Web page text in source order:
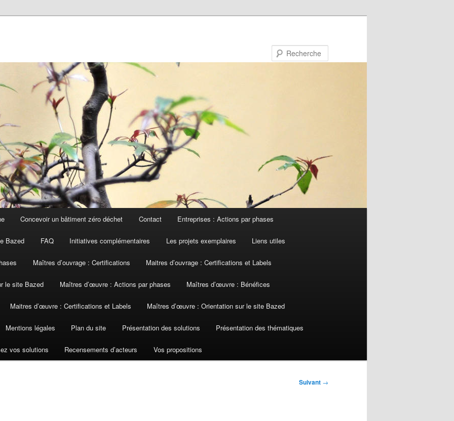
Concevoir un bâtiment zéro déchet Contact Entreprises : Actions par phases
Bazed FAQ Initiatives complémentaires Les projets exemplaires Liens utiles
Maîtres d’ouvrage : Certifications Maitres d’ouvrage : Certifications et Labels
le site Bazed Maîtres d’œuvre : Actions par phases Maîtres d’œuvre : Bénéfices
Maitres d’œuvre : Certifications et Labels Maîtres d’œuvre : Orientation sur le site Bazed
Mentions légales Plan du site Présentation des solutions Présentation des thématiques
vos solutions Recensements d’acteurs Vos propositions
Suivant →